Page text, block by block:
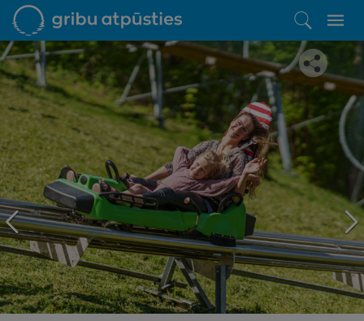
Iepatikās šis piedāvājums?
Līdz brīnišķīgai atpūtai atlikuši tikai daži soļi
PĒRKU